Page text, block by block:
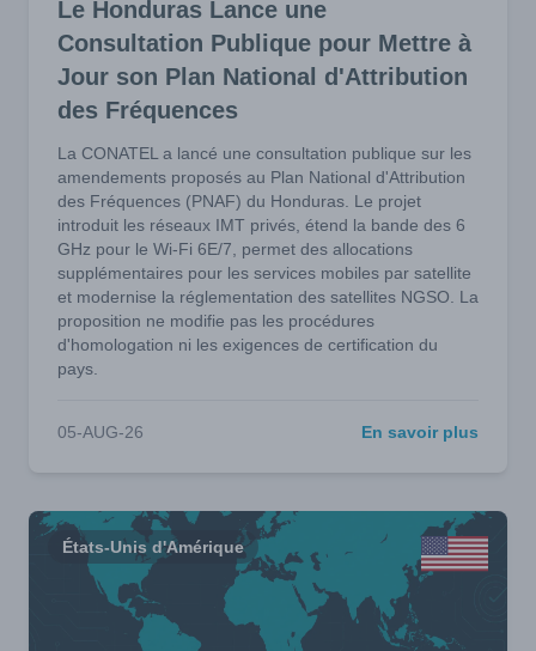
Le Honduras Lance une
Consultation Publique pour Mettre à
Jour son Plan National d'Attribution
des Fréquences
La CONATEL a lancé une consultation publique sur les
amendements proposés au Plan National d'Attribution
des Fréquences (PNAF) du Honduras. Le projet
introduit les réseaux IMT privés, étend la bande des 6
GHz pour le Wi-Fi 6E/7, permet des allocations
supplémentaires pour les services mobiles par satellite
et modernise la réglementation des satellites NGSO. La
proposition ne modifie pas les procédures
d'homologation ni les exigences de certification du
pays.
05-AUG-26 En savoir plus
États-Unis d'Amérique